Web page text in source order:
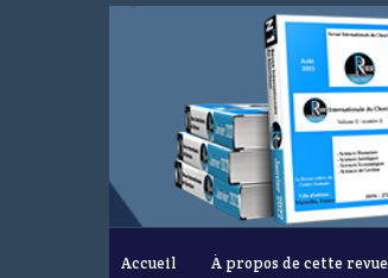
Accueil À propos de cette revue